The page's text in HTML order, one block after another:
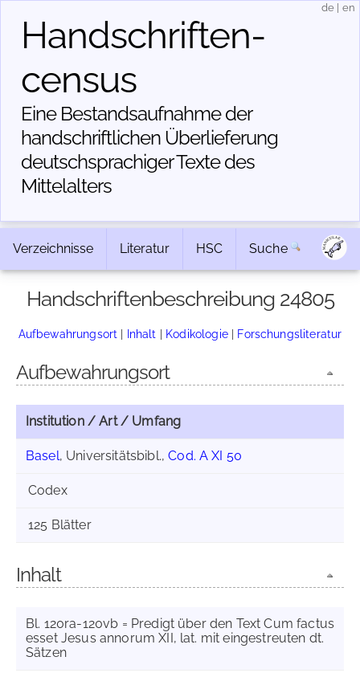
Handschriften­
census
Eine Bestandsaufnahme der
handschriftlichen Über­lieferung
deutschsprachiger Texte des
Mittelalters
de en
Verzeichnisse Literatur HSC Suche
Handschriftenbeschreibung 24805
Aufbewahrungsort | Inhalt | Kodikologie| Forschungsliteratur
Aufbewahrungsort
Institution / Art / Umfang
Basel, Universitätsbibl.,Cod. A XI 50
Codex
125 Blätter
Inhalt
Bl. 120ra-120vb = Predigt über den Text Cum factus
esset Jesus annorum XII, lat. mit eingestreuten dt.
Sätzen